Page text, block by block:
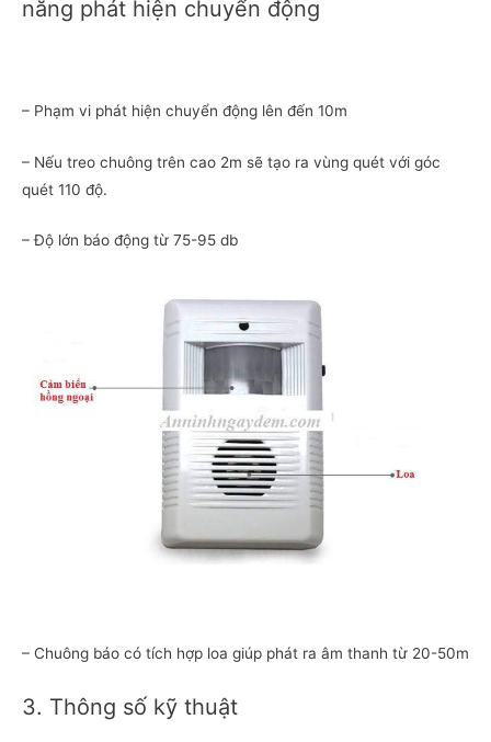
năng phát hiện chuyển động
– Phạm vi phát hiện chuyển động lên đến 10m
– Nếu treo chuông trên cao 2m sẽ tạo ra vùng quét với góc
quét 110 độ.
– Độ lớn báo động từ 75-95 db
– Chuông báo có tích hợp loa giúp phát ra âm thanh từ 20-50m
3. Thông số kỹ thuật